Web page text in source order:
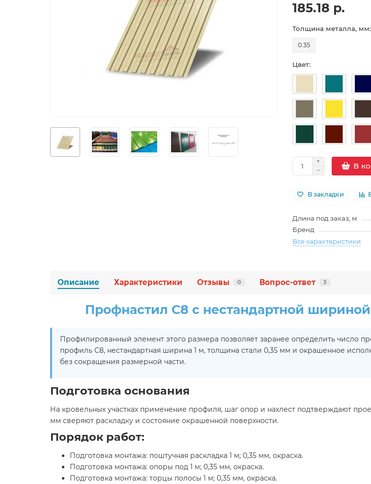
185.18 р.
Толщина металла, мм:
0.35
Цвет:
В
В закладки
Длина под заказ, м
Бренд
Все характеристики
Описание Характеристики Отзывы 0 Вопрос-ответ 3
Профнастил С8 с нестандартной
Профилированный элемент этого размера позволяет заранее определить число
профиль С8, нестандартная ширина 1 м, толщина стали 0,35 мм и окрашенное
без сокращения размерной части.
Подготовка основания
На кровельных участках применение профиля, шаг опор и нахлест подтверждают
мм сверяют раскладку и состояние окрашенной поверхности.
Порядок работ:
Подготовка монтажа: поштучная раскладка 1 м; 0,35 мм, окраска.
Подготовка монтажа: опоры под 1 м; 0,35 мм, окраска.
Подготовка монтажа: торцы полосы 1 м; 0,35 мм, окраска.